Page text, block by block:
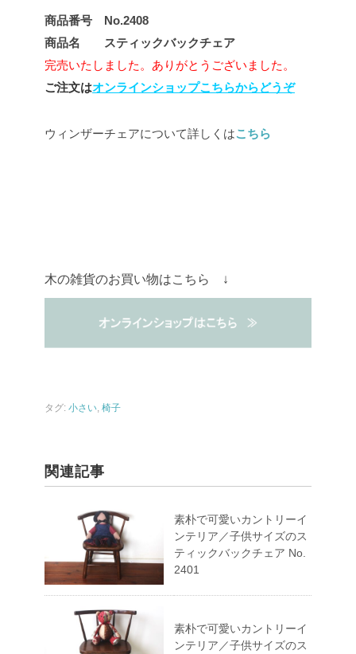
商品番号 No.2408
商品名 スティックバックチェア
完売いたしました。ありがとうございました。
ご注文はオンラインショップこちらからどうぞ
ウィンザーチェアについて詳しくはこちら
木の雑貨のお買い物はこちら ↓
タグ: 小さい, 椅子
関連記事
素朴で可愛いカントリーイ
ンテリア／子供サイズのス
ティックバックチェア No.
2401
素朴で可愛いカントリーイ
ンテリア／子供サイズのス